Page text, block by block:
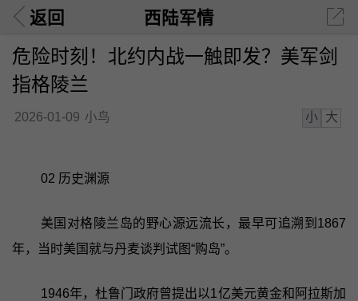
返回 西陆军情
危险时刻！北约内战一触即发？美军剑
指格陵兰
2026-01-09 小鸟 小 大
02 历史渊源
美国对格陵兰岛的野心源远流长，最早可追溯到1867
年，当时美国就与丹麦谈判试图“购岛”。
1946年，杜鲁门政府曾提出以1亿美元黄金和阿拉斯加